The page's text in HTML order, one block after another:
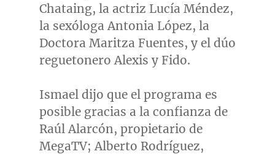
Chataing, la actriz Lucía Méndez,
la sexóloga Antonia López, la
Doctora Maritza Fuentes, y el dúo
reguetonero Alexis y Fido.
Ismael dijo que el programa es
posible gracias a la confianza de
Raúl Alarcón, propietario de
MegaTV; Alberto Rodríguez,